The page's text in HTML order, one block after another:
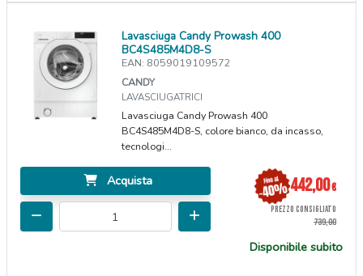
Lavasciuga Candy Prowash 400
BC4S485M4D8-S
EAN: 8059019109572
CANDY
LAVASCIUGATRICI
Lavasciuga Candy Prowash 400
BC4S485M4D8-S, colore bianco, da incasso,
tecnologi...
Acquista 442,00€
PREZZO CONSIGLIATO
739,00
Disponibile subito